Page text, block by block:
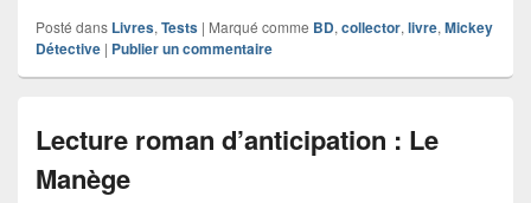
Posté dans Livres, Tests | Marqué comme BD, collector, livre, Mickey
Détective | Publier un commentaire
Lecture roman d’anticipation : Le
Manège